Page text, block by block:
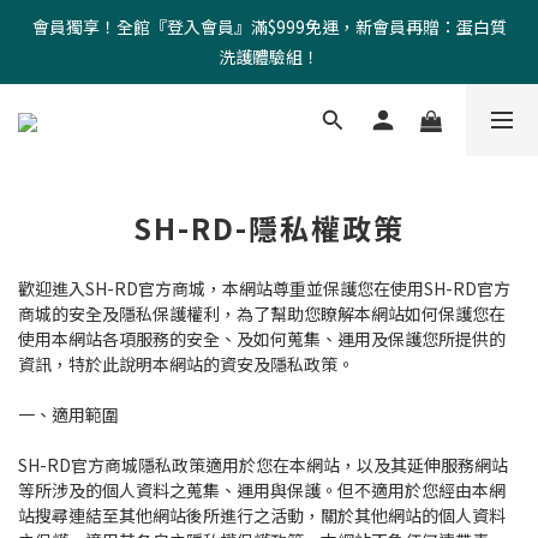
會員獨享！全館『登入會員』滿$999免運，新會員再贈：蛋白質
洗護體驗組！
SH-RD-隱私權政策
歡迎進入SH-RD官方商城，本網站尊重並保護您在使用SH-RD官方
商城的安全及隱私保護權利，為了幫助您瞭解本網站如何保護您在
使用本網站各項服務的安全、及如何蒐集、運用及保護您所提供的
資訊，特於此說明本網站的資安及隱私政策。
一、適用範圍
SH-RD官方商城隱私政策適用於您在本網站，以及其延伸服務網站
等所涉及的個人資料之蒐集、運用與保護。但不適用於您經由本網
站搜尋連結至其他網站後所進行之活動，關於其他網站的個人資料